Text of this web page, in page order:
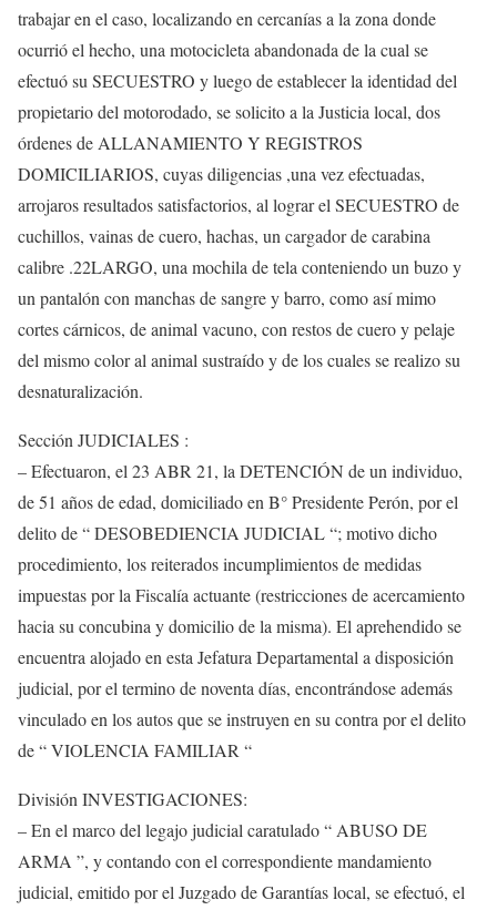
trabajar en el caso, localizando en cercanías a la zona donde
ocurrió el hecho, una motocicleta abandonada de la cual se
efectuó su SECUESTRO y luego de establecer la identidad del
propietario del motorodado, se solicito a la Justicia local, dos
órdenes de ALLANAMIENTO Y REGISTROS
DOMICILIARIOS, cuyas diligencias ,una vez efectuadas,
arrojaros resultados satisfactorios, al lograr el SECUESTRO de
cuchillos, vainas de cuero, hachas, un cargador de carabina
calibre .22LARGO, una mochila de tela conteniendo un buzo y
un pantalón con manchas de sangre y barro, como así mimo
cortes cárnicos, de animal vacuno, con restos de cuero y pelaje
del mismo color al animal sustraído y de los cuales se realizo su
desnaturalización.
Sección JUDICIALES :
– Efectuaron, el 23 ABR 21, la DETENCIÓN de un individuo,
de 51 años de edad, domiciliado en B° Presidente Perón, por el
delito de “ DESOBEDIENCIA JUDICIAL “; motivo dicho
procedimiento, los reiterados incumplimientos de medidas
impuestas por la Fiscalía actuante (restricciones de acercamiento
hacia su concubina y domicilio de la misma). El aprehendido se
encuentra alojado en esta Jefatura Departamental a disposición
judicial, por el termino de noventa días, encontrándose además
vinculado en los autos que se instruyen en su contra por el delito
de “ VIOLENCIA FAMILIAR “
División INVESTIGACIONES:
– En el marco del legajo judicial caratulado “ ABUSO DE
ARMA ”, y contando con el correspondiente mandamiento
judicial, emitido por el Juzgado de Garantías local, se efectuó, el